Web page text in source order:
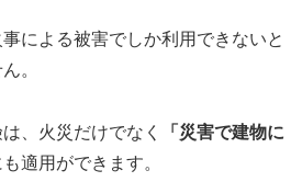
による被害でしか利用できないと
。
、火災だけでなく
「災害で建物に
適用ができます。